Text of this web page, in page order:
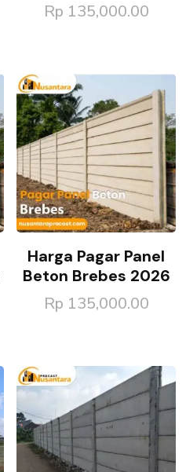
Rp 135,000.00
Harga Pagar Panel
Beton Brebes 2026
Rp 135,000.00